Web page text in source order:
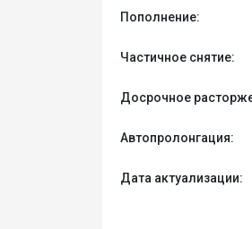
Пополнение:
Частичное снятие:
Досрочное
Автопролонгация:
Дата актуализации: